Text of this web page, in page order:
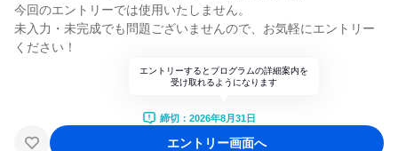
今回のエントリーでは使用いたしません。
未入力・未完成でも問題ございませんので、お気軽にエントリー
ください！
エントリーするとプログラムの詳細案内を
受け取れるようになります
締切：2026年8月31日
エントリー画面へ